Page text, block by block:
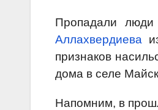
Пропадали
Аллахвердиева
признаков
дома в селе
Напомним, в